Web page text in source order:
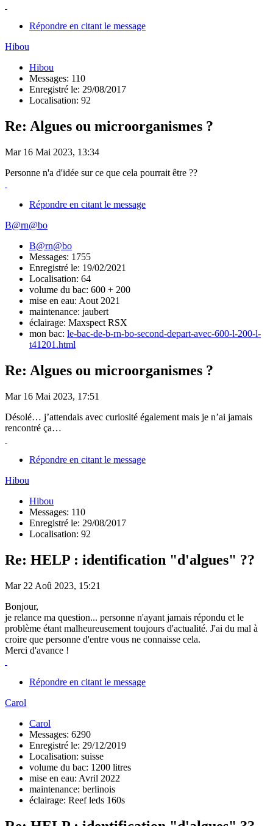
Répondre en citant le message
Hibou
Hibou
Messages: 110
Enregistré le: 29/08/2017
Localisation: 92
Re: Algues ou microorganismes ?
Mar 16 Mai 2023, 13:34
Personne n'a d'idée sur ce que cela pourrait être ??
Répondre en citant le message
B@rn@bo
B@rn@bo
Messages: 1755
Enregistré le: 19/02/2021
Localisation: 64
volume du bac: 600 + 200
mise en eau: Aout 2021
maintenance: jaubert
éclairage: Maxspect RSX
mon bac: le-bac-de-b-rn-bo-second-depart-avec-600-l-200-l-
t41201.html
Re: Algues ou microorganismes ?
Mar 16 Mai 2023, 17:51
Désolé… j’attendais avec curiosité également mais je n’ai jamais
rencontré ça…
Répondre en citant le message
Hibou
Hibou
Messages: 110
Enregistré le: 29/08/2017
Localisation: 92
Re: HELP : identification "d'algues" ??
Mar 22 Aoû 2023, 15:21
Bonjour,
je relance ma question... personne n'ayant jamais répondu et le
problème étant malheureusement toujours d'actualité. J'ai du mal à
croire que personne d'entre vous ne connaisse cela.
Merci d'avance !
Répondre en citant le message
Carol
Carol
Messages: 6290
Enregistré le: 29/12/2019
Localisation: suisse
volume du bac: 1200 litres
mise en eau: Avril 2022
maintenance: berlinois
éclairage: Reef leds 160s